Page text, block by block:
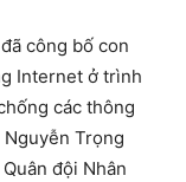
công bố con
Internet ở trình
các thông
Trọng
đội Nhân